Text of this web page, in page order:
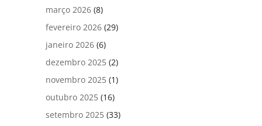
março 2026 (8)
fevereiro 2026 (29)
janeiro 2026 (6)
dezembro 2025 (2)
novembro 2025 (1)
outubro 2025 (16)
setembro 2025 (33)